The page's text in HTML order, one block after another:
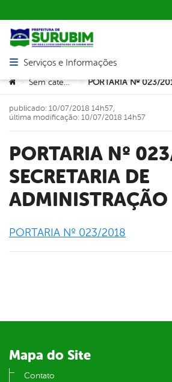
Abrir menu principal de navegação
Serviços e Informações
Você está aqui:
> Sem categoria >
PORTARIA Nº 023/2018 –
SECRETARIA DE
ADMINISTRAÇÃO
publicado: 10/07/2018 14h57,
última modificação: 10/07/2018 14h57
PORTARIA Nº 023/2018
Mapa do Site
Contato